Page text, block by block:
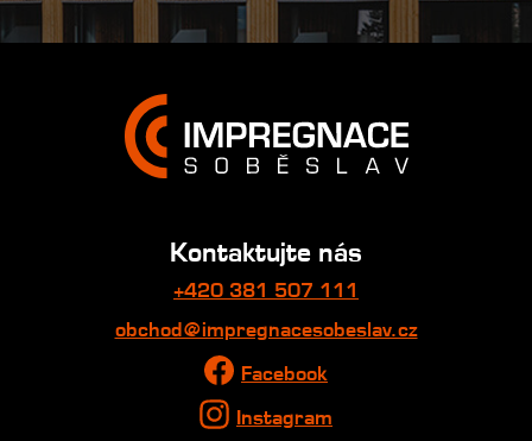
Kontaktujte nás
+420 381 507 111
obchod@impregnacesobeslav.cz
Facebook
Instagram